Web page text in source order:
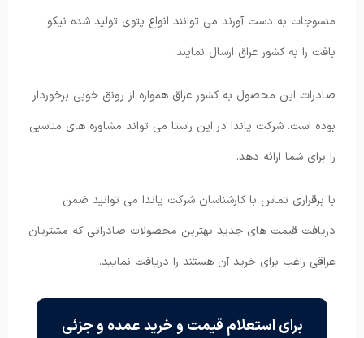
منسوجات به دست آورند می توانند انواع پتوی تولید شده نیکو
بافت را به کشور عراق ارسال نمایند.
صادرات این محصول به کشور عراق همواره از رونق خوبی برخوردار
بوده است. شرکت پاندا در این راستا می تواند مشاوره های مناسبی
را برای شما ارائه دهد.
با برقراری تماس با کارشناسان شرکت پاندا می توانید ضمن
دریافت قیمت های جدید بهترین محصولات صادراتی که مشتریان
عراقی راغب برای خرید آن هستند را دریافت نمایید.
برای استعلام قیمت و خرید عمده و جزئی